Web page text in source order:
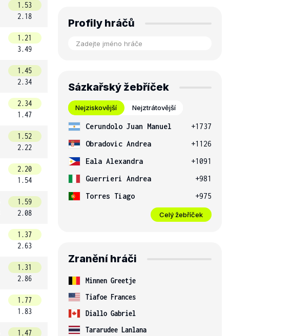
1.53
2.18
1.21
3.49
1.45
2.34
2.34
1.47
1.52
2.22
2.20
1.54
1.59
2.08
1.37
2.63
1.31
2.86
1.77
1.83
1.47
Profily hráčů
Sázkařský žebříček
Nejziskovější Nejztrátovější
Cerundolo Juan Manuel
+1737
Obradovic Andrea
+1126
Eala Alexandra
+1091
Guerrieri Andrea
+981
Torres Tiago
+975
Celý žebříček
Zranění hráči
Minnen Greetje
Tiafoe Frances
Diallo Gabriel
Tararudee Lanlana